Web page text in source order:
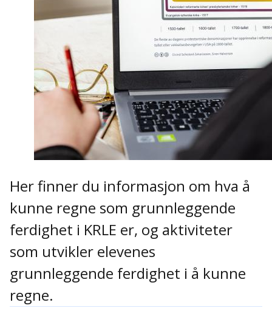
Her finner du informasjon om hva å
kunne regne som grunnleggende
ferdighet i KRLE er, og aktiviteter
som utvikler elevenes
grunnleggende ferdighet i å kunne
regne.